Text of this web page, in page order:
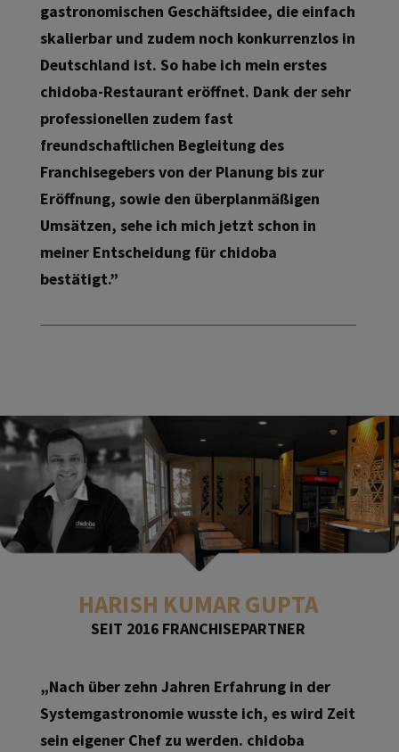
gastronomischen Geschäftsidee, die einfach
skalierbar und zudem noch konkurrenzlos in
Deutschland ist. So habe ich mein erstes
chidoba-Restaurant eröffnet. Dank der sehr
professionellen zudem fast
freundschaftlichen Begleitung des
Franchisegebers von der Planung bis zur
Eröffnung, sowie den überplanmäßigen
Umsätzen, sehe ich mich jetzt schon in
meiner Entscheidung für chidoba
bestätigt.”
HARISH KUMAR GUPTA
SEIT 2016 FRANCHISEPARTNER
„Nach über zehn Jahren Erfahrung in der
Systemgastronomie wusste ich, es wird Zeit
sein eigener Chef zu werden. chidoba